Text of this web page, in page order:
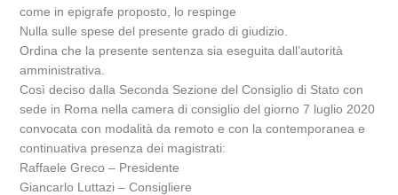
come in epigrafe proposto, lo respinge
Nulla sulle spese del presente grado di giudizio.
Ordina che la presente sentenza sia eseguita dall’autorità
amministrativa.
Così deciso dalla Seconda Sezione del Consiglio di Stato con
sede in Roma nella camera di consiglio del giorno 7 luglio 2020
convocata con modalità da remoto e con la contemporanea e
continuativa presenza dei magistrati:
Raffaele Greco – Presidente
Giancarlo Luttazi – Consigliere